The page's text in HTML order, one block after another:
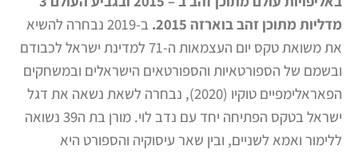
מדליות מתוכן זהב בוארזה 2015.
ב-2019 נבחרה להשיא
את משואת טקס יום העצמאות ה-71 למדינת ישראל לכבודם
ובשמם של הספורטאיות והספורטאים הישראלים ובמשחקים
הפאראלימפיים טוקיו (2020), נבחרה לשאת נשאה את דגל
ישראל בטקס הפתיחה יחד עם נדב לוי. מורן בת ה39 נשואה
ללימור ואמא לשניים, ובין שאר עיסוקיה והספורט היא